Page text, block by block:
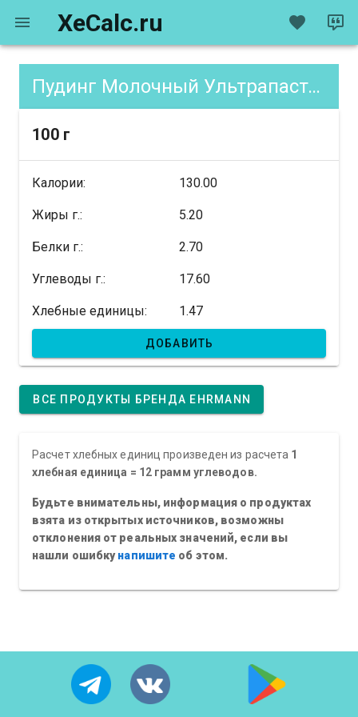
XeCalc.ru
Пудинг Молочный Ультрапастеризованный Шоколадный со Сливочным Муссом, содержание XE
100 г
Калории: 130.00
Жиры г.: 5.20
Белки г.: 2.70
Углеводы г.: 17.60
Хлебные единицы: 1.47
ДОБАВИТЬ
ВСЕ ПРОДУКТЫ БРЕНДА EHRMANN
Расчет хлебных единиц произведен из расчета 1
хлебная единица = 12 грамм углеводов.
Будьте внимательны, информация о продуктах
взята из открытых источников, возможны
отклонения от реальных значений, если вы
нашли ошибкунапишите об этом.